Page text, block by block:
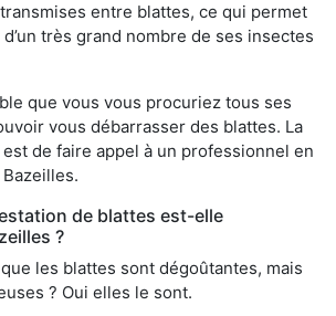
entre blattes, ce qui permet
très grand nombre de ses insectes
que vous vous procuriez tous ses
vous débarrasser des blattes. La
de faire appel à un professionnel en
de blattes est-elle
?
les blattes sont dégoûtantes, mais
? Oui elles le sont.